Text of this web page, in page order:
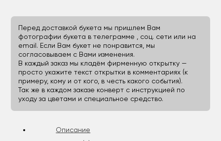
Перед доставкой букета мы пришлем Вам
фотографии букета в телеграмме , соц. сети или на
email. Если Вам букет не понравится, мы
согласовываем с Вами изменения.
В каждый заказ мы кладём фирменную открытку —
просто укажите текст открытки в комментариях (к
примеру, кому и от кого, в честь какого события).
Так же в каждом заказе конверт с инструкцией по
уходу за цветами и специальное средство.
Описание